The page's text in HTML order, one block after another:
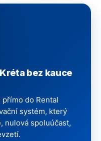
bez kauce
do Rental
systém, který
nulová spoluúčast,